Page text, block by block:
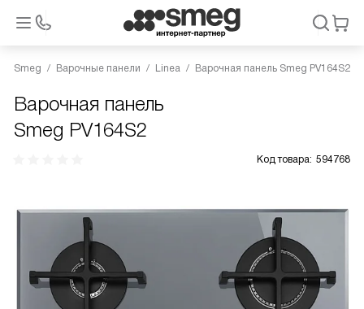
Smeg Варочные панели Linea Варочная панель Smeg PV164S2
Варочная панель
Smeg PV164S2
Код товара: 594768